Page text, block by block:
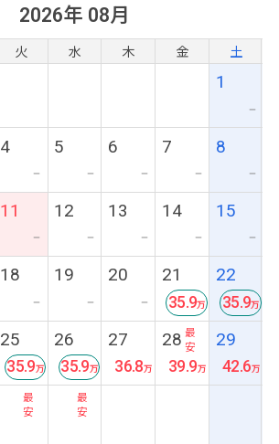
2026年 08月
火 水 木 金 土
1
ー
4
ー
5
ー
6
ー
7
ー
8
ー
11
ー
12
ー
13
ー
14
ー
15
ー
18
ー
19
ー
20
ー
21
最
安
35.9
22
35.9
25
最
安
35.9
26
最
安
35.9
27
36.8
28
39.9
29
42.6